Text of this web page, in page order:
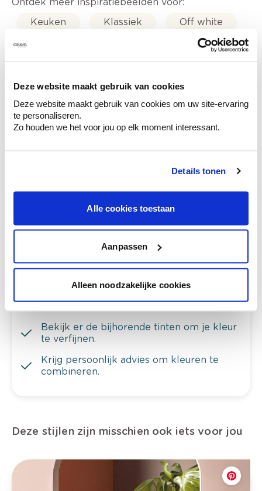
Deze website maakt gebruik van cookies
Deze website maakt gebruik van cookies om uw site-ervaring
te personaliseren.
Zo houden we het voor jou op elk moment interessant.
Details tonen
Alle cookies toestaan
Aanpassen
Alleen noodzakelijke cookies
Keuken
Klassiek Off white
Kleuradvies aan huis
Ga samen met de kleuradviseur door je
Krijg kleuradvies op basis van de lichtinval
van je muren.
Bekijk je kleur in de winkel
kleurenselectie.
Bekijk er de bijhorende tinten om je kleur
te verfijnen.
Krijg persoonlijk advies om kleuren te
combineren.
Deze stijlen zijn misschien ook iets voor jou